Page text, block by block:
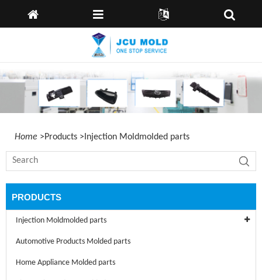
Capabilities
idioma:
Home >Products > Injection Moldmolded parts
PRODUCTS
Injection Moldmolded parts
Automotive Products Molded parts
Home Appliance Molded parts